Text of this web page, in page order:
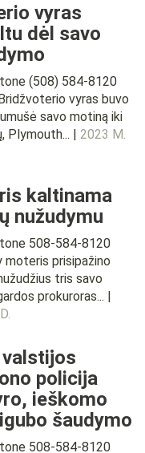
vyras
dėl savo
(508) 584-8120
vyras buvo
savo motiną iki
Plymouth... | 2023 M.
kaltinama
nužudymu
508-584-8120
moteris prisipažino
tris savo
prokuroras... |
policija
ieškomo
šaudymo
508-584-8120